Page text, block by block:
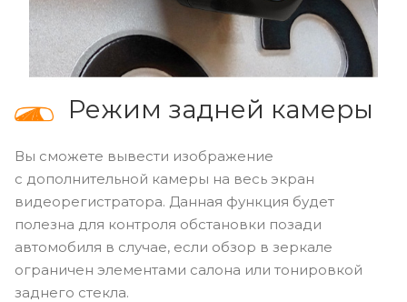
Режим задней камеры
Вы сможете вывести изображение
с дополнительной камеры на весь экран
видеорегистратора. Данная функция будет
полезна для контроля обстановки позади
автомобиля в случае, если обзор в зеркале
ограничен элементами салона или тонировкой
заднего стекла.